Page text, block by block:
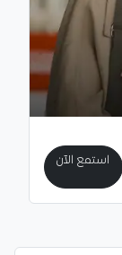
استمع الآن